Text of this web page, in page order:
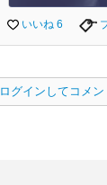
いいね 6
ログインしてコメン